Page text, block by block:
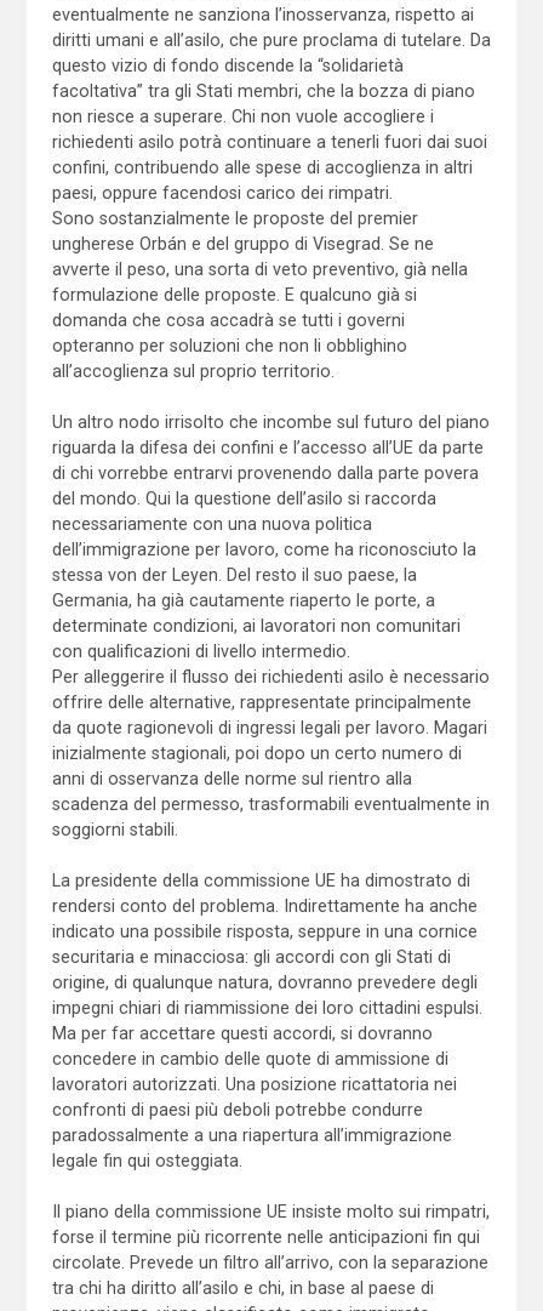
eventualmente ne sanziona l’inosservanza, rispetto ai
diritti umani e all’asilo, che pure proclama di tutelare. Da
questo vizio di fondo discende la “solidarietà
facoltativa” tra gli Stati membri, che la bozza di piano
non riesce a superare. Chi non vuole accogliere i
richiedenti asilo potrà continuare a tenerli fuori dai suoi
confini, contribuendo alle spese di accoglienza in altri
paesi, oppure facendosi carico dei rimpatri.
Sono sostanzialmente le proposte del premier
ungherese Orbán e del gruppo di Visegrad. Se ne
avverte il peso, una sorta di veto preventivo, già nella
formulazione delle proposte. E qualcuno già si
domanda che cosa accadrà se tutti i governi
opteranno per soluzioni che non li obblighino
all’accoglienza sul proprio territorio.
Un altro nodo irrisolto che incombe sul futuro del piano
riguarda la difesa dei confini e l’accesso all’UE da parte
di chi vorrebbe entrarvi provenendo dalla parte povera
del mondo. Qui la questione dell’asilo si raccorda
necessariamente con una nuova politica
dell’immigrazione per lavoro, come ha riconosciuto la
stessa von der Leyen. Del resto il suo paese, la
Germania, ha già cautamente riaperto le porte, a
determinate condizioni, ai lavoratori non comunitari
con qualificazioni di livello intermedio.
Per alleggerire il flusso dei richiedenti asilo è necessario
offrire delle alternative, rappresentate principalmente
da quote ragionevoli di ingressi legali per lavoro. Magari
inizialmente stagionali, poi dopo un certo numero di
anni di osservanza delle norme sul rientro alla
scadenza del permesso, trasformabili eventualmente in
soggiorni stabili.
La presidente della commissione UE ha dimostrato di
rendersi conto del problema. Indirettamente ha anche
indicato una possibile risposta, seppure in una cornice
securitaria e minacciosa: gli accordi con gli Stati di
origine, di qualunque natura, dovranno prevedere degli
impegni chiari di riammissione dei loro cittadini espulsi.
Ma per far accettare questi accordi, si dovranno
concedere in cambio delle quote di ammissione di
lavoratori autorizzati. Una posizione ricattatoria nei
confronti di paesi più deboli potrebbe condurre
paradossalmente a una riapertura all’immigrazione
legale fin qui osteggiata.
Il piano della commissione UE insiste molto sui rimpatri,
forse il termine più ricorrente nelle anticipazioni fin qui
circolate. Prevede un filtro all’arrivo, con la separazione
tra chi ha diritto all’asilo e chi, in base al paese di